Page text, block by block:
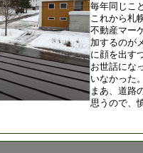
毎年同じこ
これから札
不動産マー
加するのが
に顔を出す
お世話にな
いなかった。
まあ、道路
思うので、